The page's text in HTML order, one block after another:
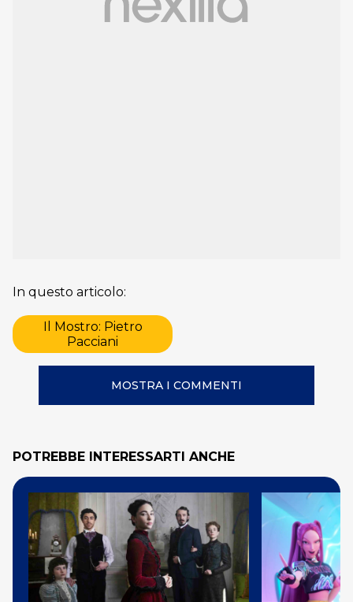
In questo articolo:
Il Mostro: Pietro
Pacciani
MOSTRA I COMMENTI
POTREBBE INTERESSARTI ANCHE